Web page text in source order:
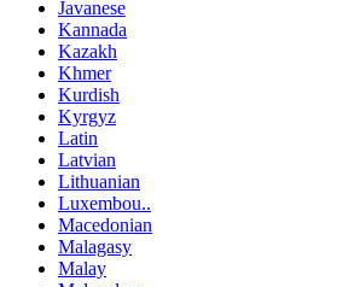
Javanese
Kannada
Kazakh
Khmer
Kurdish
Kyrgyz
Latin
Latvian
Lithuanian
Luxembou..
Macedonian
Malagasy
Malay